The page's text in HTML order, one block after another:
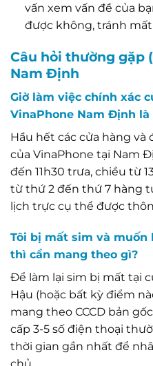
vấn xem vấn đề của
được không, tránh mất
Câu hỏi thường gặp
Nam Định
Giờ làm việc chính xác
VinaPhone Nam Định là
Hầu hết các cửa hàng
của VinaPhone tại Nam
đến 11h30 trưa, chiều từ
từ thứ 2 đến thứ 7 hàng
lịch trực cụ thể được
Tôi bị mất sim và muốn
thì cần mang theo gì?
Để làm lại sim bị mất tại
Hậu (hoặc bất kỳ điểm
mang theo CCCD bản
cấp 3-5 số điện thoại
thời gian gần nhất để